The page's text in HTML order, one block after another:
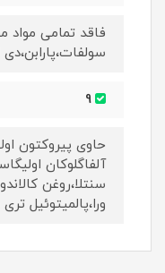
فاقد تمامی
حاوی پیروکتون
آلفاگلوکان
سنتلا،روغن
ورا،پالمیتوئیل تری